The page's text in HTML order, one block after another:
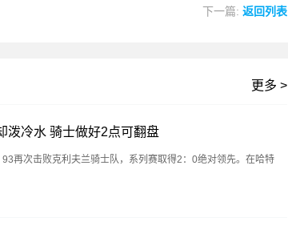
下一篇: 返回列表
更多 >
泼冷水 骑士做好2点可翻盘
再次击败克利夫兰骑士队，系列赛取得2：0绝对领先。在哈特